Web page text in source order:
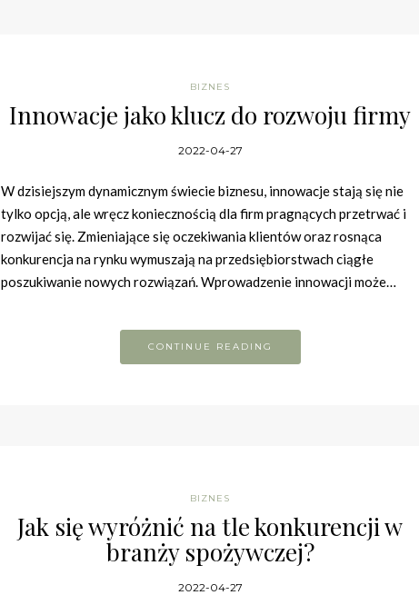
BIZNES
Innowacje jako klucz do rozwoju firmy
2022-04-27
W dzisiejszym dynamicznym świecie biznesu, innowacje stają się nie
tylko opcją, ale wręcz koniecznością dla firm pragnących przetrwać i
rozwijać się. Zmieniające się oczekiwania klientów oraz rosnąca
konkurencja na rynku wymuszają na przedsiębiorstwach ciągłe
poszukiwanie nowych rozwiązań. Wprowadzenie innowacji może…
CONTINUE READING
BIZNES
Jak się wyróżnić na tle konkurencji w
branży spożywczej?
2022-04-27